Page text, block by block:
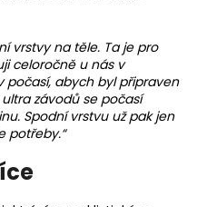
vrstvy na těle. Ta je pro
celoročně u nás v
počasí, abych byl připraven
závodů se počasí
Spodní vrstvu už pak jen
potřeby.“